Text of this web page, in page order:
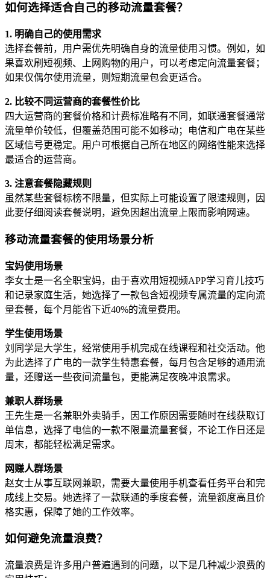
如何选择适合自己的移动流量套餐？
1. 明确自己的使用需求
选择套餐前，用户需优先明确自身的流量使用习惯。例如，如
果喜欢刷短视频、上网购物的用户，可以考虑定向流量套餐；
如果仅偶尔使用流量，则短期流量包会更适合。
2. 比较不同运营商的套餐性价比
四大运营商的套餐价格和计费标准略有不同，如联通套餐通常
流量单价较低，但覆盖范围可能不如移动；电信和广电在某些
区域信号更稳定。用户可根据自己所在地区的网络性能来选择
最适合的运营商。
3. 注意套餐隐藏规则
虽然某些套餐标榜不限量，但实际上可能设置了限速规则，因
此要仔细阅读套餐说明，避免因超出流量上限而影响网速。
移动流量套餐的使用场景分析
宝妈使用场景
李女士是一名全职宝妈，由于喜欢用短视频APP学习育儿技巧
和记录家庭生活，她选择了一款包含短视频专属流量的定向流
量套餐，每个月能省下近40%的流量费用。
学生使用场景
刘同学是大学生，经常使用手机完成在线课程和社交活动。他
为此选择了广电的一款学生特惠套餐，每月包含足够的通用流
量，还赠送一些夜间流量包，更能满足夜晚冲浪需求。
兼职人群场景
王先生是一名兼职外卖骑手，因工作原因需要随时在线获取订
单信息，选择了电信的一款不限量流量套餐，不论工作日还是
周末，都能轻松满足需求。
网赚人群场景
赵女士从事互联网兼职，需要大量使用手机查看任务平台和完
成线上交易。她选择了一款联通的季度套餐，流量额度高且价
格实惠，保障了她的工作效率。
如何避免流量浪费？
流量浪费是许多用户普遍遇到的问题，以下是几种减少浪费的